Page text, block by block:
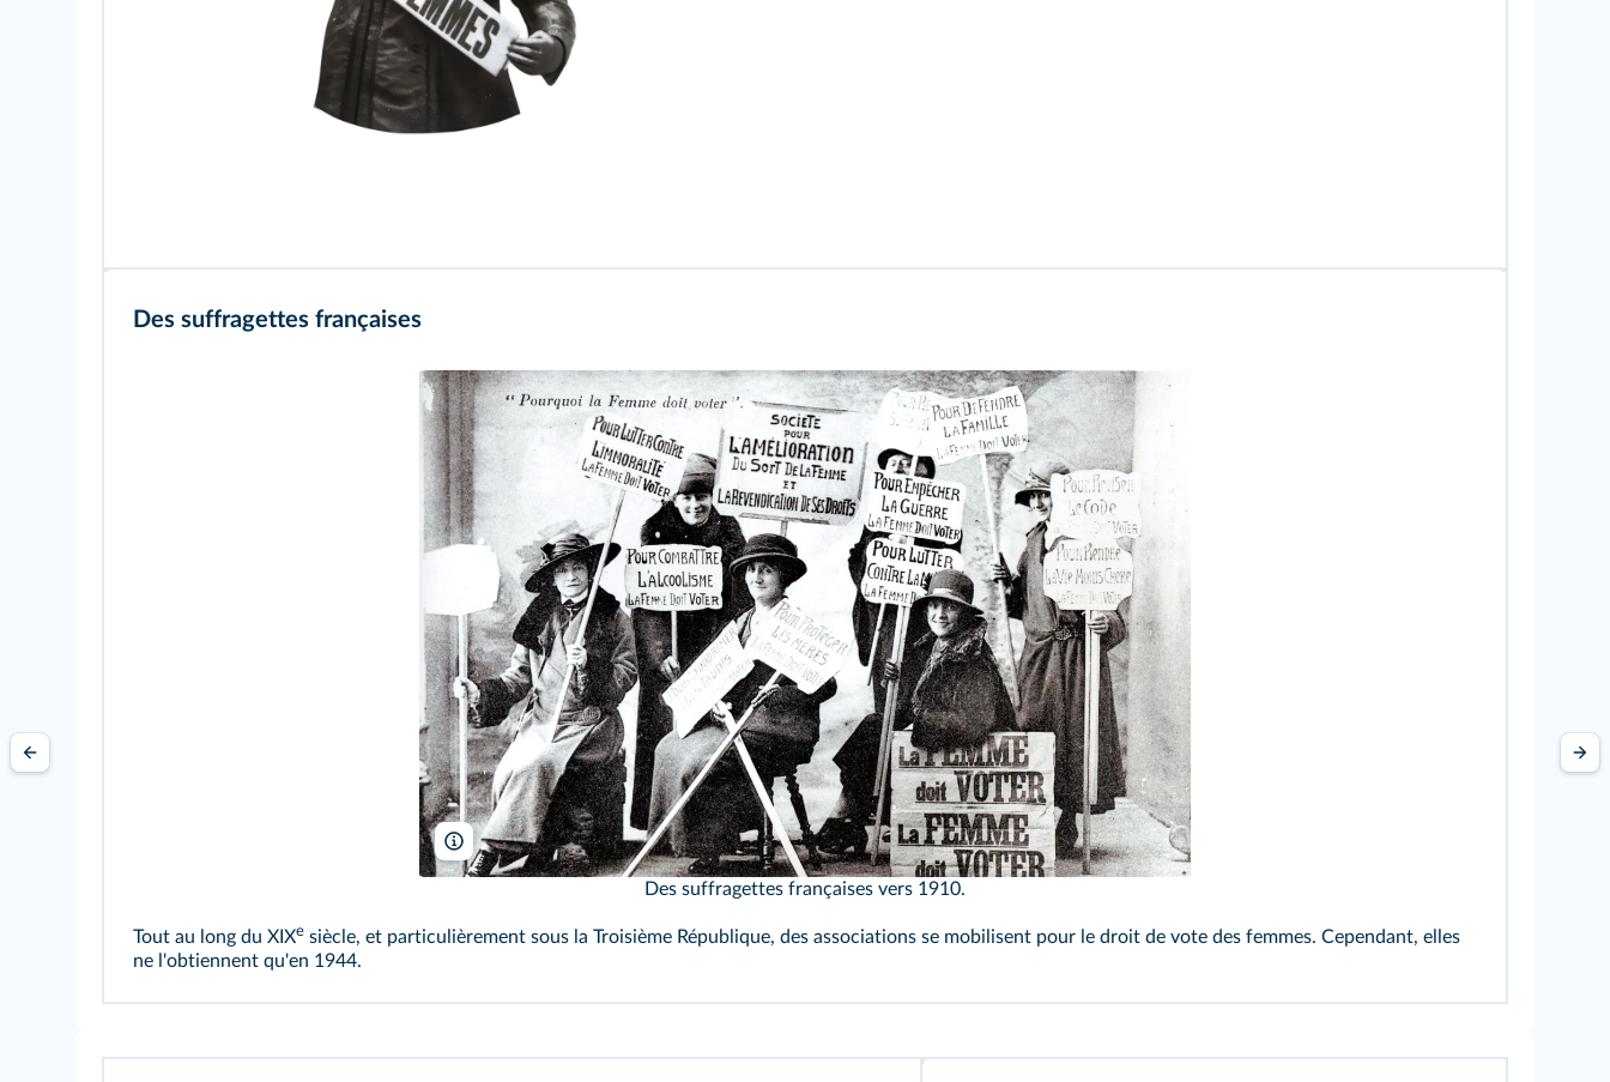
Des suffragettes françaises
Coll. Kharbine-Tapabor
Des suffragettes françaises vers 1910.
Tout au long du XIXe siècle, et particulièrement sous la Troisième République, des associations se mobilisent pour le droit de vote des femmes. Cependant, elles
ne l'obtiennent qu'en 1944.